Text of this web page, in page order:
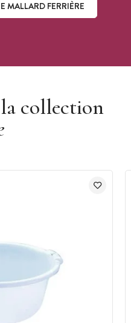
MALLARD FERRIÈRE
collection